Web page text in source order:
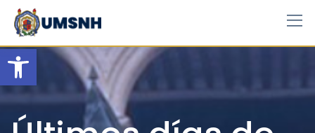
Open toolbar
Skip
content